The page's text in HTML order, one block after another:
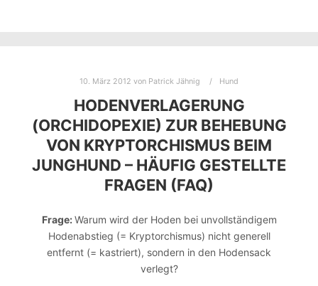
10. März 2012 von Patrick Jähnig Hund
HODENVERLAGERUNG
(ORCHIDOPEXIE) ZUR BEHEBUNG
VON KRYPTORCHISMUS BEIM
JUNGHUND – HÄUFIG GESTELLTE
FRAGEN (FAQ)
Frage:Warum wird der Hoden bei unvollständigem
Hodenabstieg (= Kryptorchismus) nicht generell
entfernt (= kastriert), sondern in den Hodensack
verlegt?